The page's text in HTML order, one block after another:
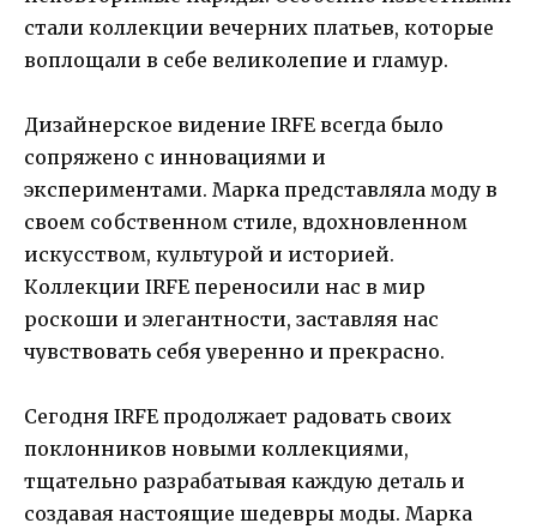
стали коллекции вечерних платьев, которые
воплощали в себе великолепие и гламур.
Дизайнерское видение IRFE всегда было
сопряжено с инновациями и
экспериментами. Марка представляла моду в
своем собственном стиле, вдохновленном
искусством, культурой и историей.
Коллекции IRFE переносили нас в мир
роскоши и элегантности, заставляя нас
чувствовать себя уверенно и прекрасно.
Сегодня IRFE продолжает радовать своих
поклонников новыми коллекциями,
тщательно разрабатывая каждую деталь и
создавая настоящие шедевры моды. Марка